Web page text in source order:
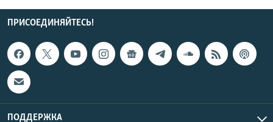
ПРИСОЕДИНЯЙТЕСЬ!
ПОДДЕРЖКА